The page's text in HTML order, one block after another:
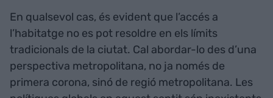
En qualsevol cas, és evident que l’accés a
l’habitatge no es pot resoldre en els límits
tradicionals de la ciutat. Cal abordar-lo des d’una
perspectiva metropolitana, no ja només de
primera corona, sinó de regió metropolitana. Les